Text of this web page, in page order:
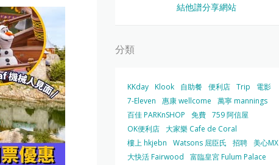
結他譜分享網站
分類
KKday Klook 自助餐 便利店 Trip
電影
7-Eleven
惠康 wellcome
萬寧 mannings
百佳 PARKnSHOP
免費 759 阿信屋
OK便利店 大家樂 Cafe de Coral
樓上 hkjebn
Watsons 屈臣氏 招聘 美心MX
大快活 Fairwood
富臨皇宮 Fulum Palace